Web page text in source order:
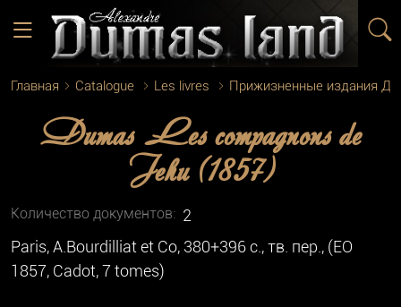
Главная Catalogue Les livres Прижизненные издания
Dumas Les compagnons de
Jehu (1857)
Количество документoв: 2
Paris, A.Bourdilliat et Co, 380+396 с., тв. пер., (EO
1857, Cadot, 7 tomes)